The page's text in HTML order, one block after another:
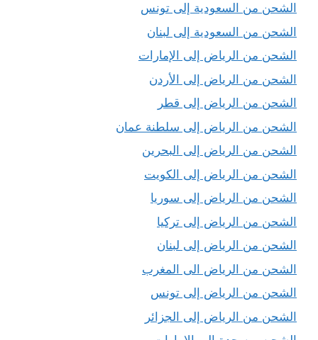
الشحن من السعودية إلى تونس
الشحن من السعودية إلى لبنان
الشحن من الرياض إلى الإمارات
الشحن من الرياض إلى الأردن
الشحن من الرياض إلى قطر
الشحن من الرياض إلى سلطنة عمان
الشحن من الرياض إلى البحرين
الشحن من الرياض إلى الكويت
الشحن من الرياض إلى سوريا
الشحن من الرياض إلى تركيا
الشحن من الرياض إلى لبنان
الشحن من الرياض الى المغرب
الشحن من الرياض إلى تونس
الشحن من الرياض إلى الجزائر